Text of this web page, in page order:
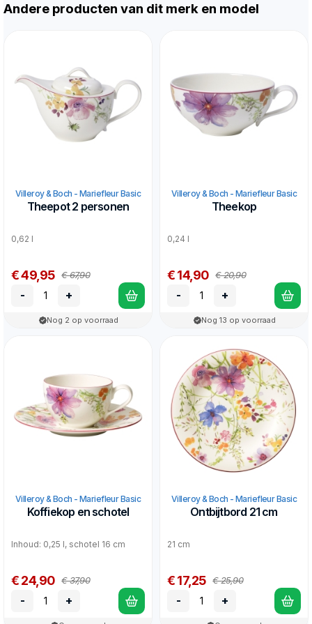
Andere producten van dit merk en model
Villeroy & Boch - Mariefleur Basic
Theepot 2 personen
0,62 l
€ 49,95 € 67,90
- +
Nog 2 op voorraad
Villeroy & Boch - Mariefleur Basic
Theekop
0,24 l
€ 14,90 € 20,90
- +
Nog 13 op voorraad
Villeroy & Boch - Mariefleur Basic
Koffiekop en schotel
Inhoud: 0,25 l, schotel 16 cm
€ 24,90 € 37,90
- +
Villeroy & Boch - Mariefleur Basic
Ontbijtbord 21 cm
21 cm
€ 17,25 € 25,90
- +